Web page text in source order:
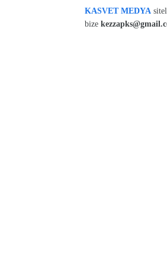
KASVET MEDYA
bize